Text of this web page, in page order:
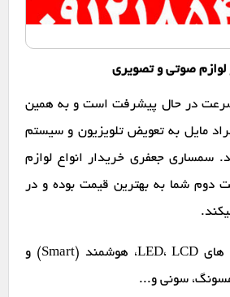
سرعت در حال پیشرفت است و به همین
مایل به تعویض تلویزیون و سیستم
سمساری جعفری خریدار انواع لوازم
شما به بهترین قیمت بوده و در
انواع تلویزیون های LED، LCD، هوشمند (Smart) و